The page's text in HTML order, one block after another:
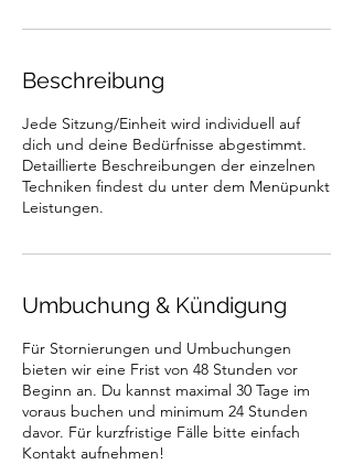
Beschreibung
Jede Sitzung/Einheit wird individuell auf
dich und deine Bedürfnisse abgestimmt.
Detaillierte Beschreibungen der einzelnen
Techniken findest du unter dem Menüpunkt
Leistungen.
Umbuchung & Kündigung
Für Stornierungen und Umbuchungen
bieten wir eine Frist von 48 Stunden vor
Beginn an. Du kannst maximal 30 Tage im
voraus buchen und minimum 24 Stunden
davor. Für kurzfristige Fälle bitte einfach
Kontakt aufnehmen!